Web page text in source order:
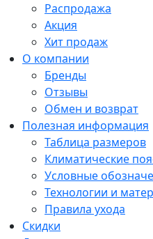
Распродажа
Акция
Хит продаж
О компании
Бренды
Отзывы
Обмен и возврат
Полезная информация
Таблица размеров
Климатические
Условные
Технологии и
Правила ухода
Скидки